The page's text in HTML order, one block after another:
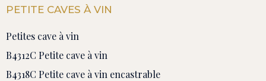
PETITE CAVES À VIN
Petites cave à vin
B4312C Petite cave à vin
B4318C Petite cave à vin encastrable